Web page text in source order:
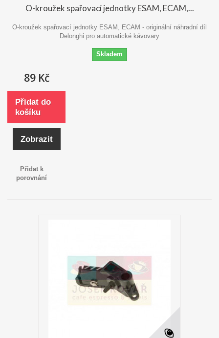
O-kroužek spařovací jednotky ESAM, ECAM,...
O-kroužek spařovací jednotky ESAM, ECAM - originální náhradní díl
Delonghi pro automatické kávovary
Skladem
89 Kč
Přidat do
košíku
Zobrazit
Přidat k
porovnání